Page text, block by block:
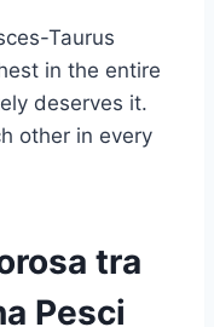
Taurus
in the entire
deserves it.
other in every
tra
Pesci